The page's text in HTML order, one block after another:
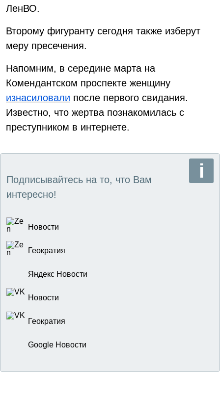
ЛенВО.
Второму фигуранту сегодня также изберут
меру пресечения.
Напомним, в середине марта на
Комендантском проспекте женщину
изнасиловали после первого свидания.
Известно, что жертва познакомилась с
преступником в интернете.
Подписывайтесь на то, что Вам
интересно!
Новости
Геократия
Яндекс Новости
Новости
Геократия
Google Новости